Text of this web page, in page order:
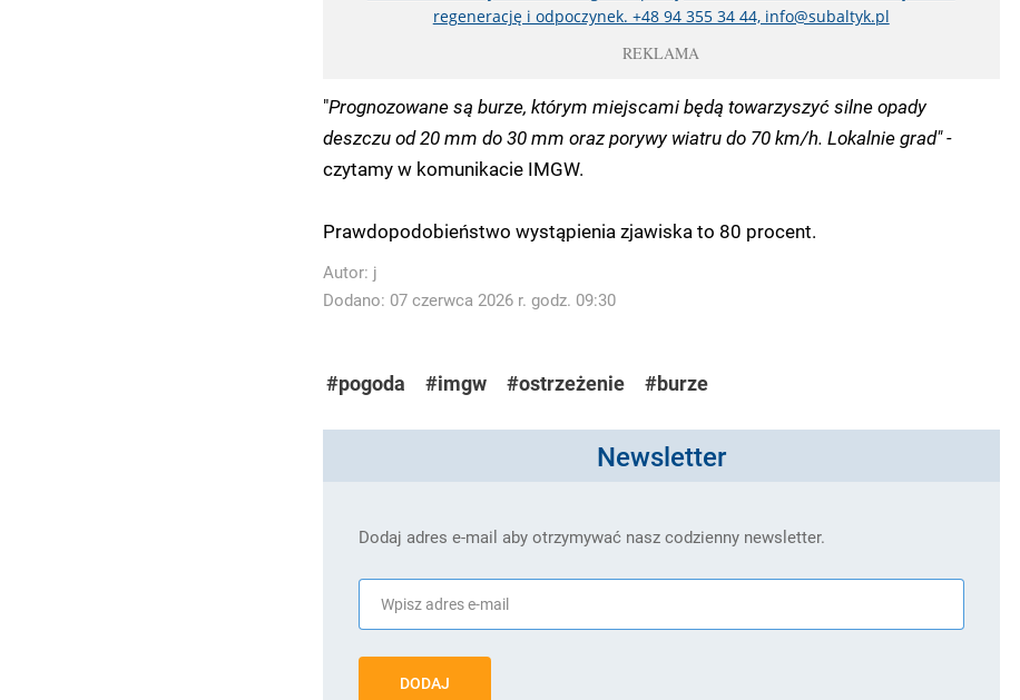
regenerację i odpoczynek. +48 94 355 34 44, info@subaltyk.pl
REKLAMA
"Prognozowane są burze, którym miejscami będą towarzyszyć silne opady
deszczu od 20 mm do 30 mm oraz porywy wiatru do 70 km/h. Lokalnie grad" -
czytamy w komunikacie IMGW.
Prawdopodobieństwo wystąpienia zjawiska to 80 procent.
Autor: j
Dodano: 07 czerwca 2026 r. godz. 09:30
#pogoda #imgw #ostrzeżenie #burze
Newsletter
Dodaj adres e-mail aby otrzymywać nasz codzienny newsletter.
DODAJ